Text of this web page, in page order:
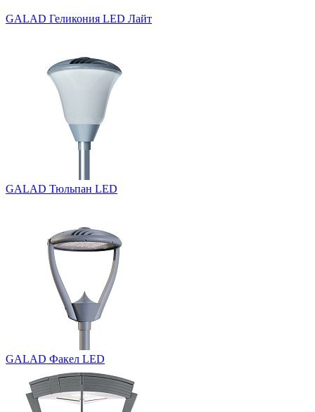
GALAD Геликония LED Лайт
GALAD Тюльпан LED
GALAD Факел LED